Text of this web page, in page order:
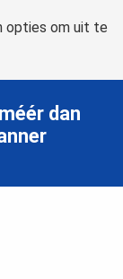
opties om uit te
dan